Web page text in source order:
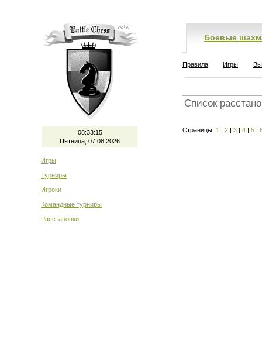
08:33:16
Пятница, 07.08.2026
Игры
Турниры
Игроки
Командные турниры
Расстановки
Боевые
Правила Игры
Список
Страницы: 1 | 2 | 3 | 4 | 5 |